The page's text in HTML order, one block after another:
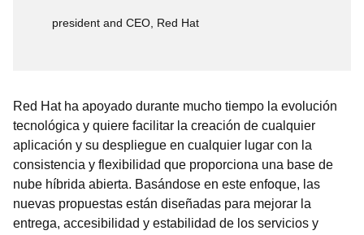
president and CEO, Red Hat
Red Hat ha apoyado durante mucho tiempo la evolución
tecnológica y quiere facilitar la creación de cualquier
aplicación y su despliegue en cualquier lugar con la
consistencia y flexibilidad que proporciona una base de
nube híbrida abierta. Basándose en este enfoque, las
nuevas propuestas están diseñadas para mejorar la
entrega, accesibilidad y estabilidad de los servicios y